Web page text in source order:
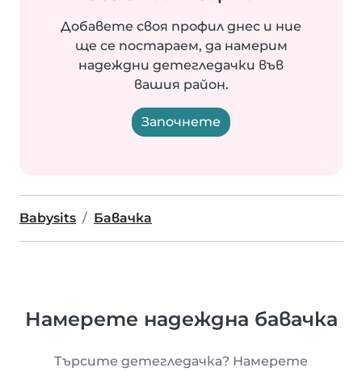
Добавете своя профил днес и ние
ще се постараем, да намерим
надеждни детегледачки във
вашия район.
Започнете
Babysits Бавачка
Намерете надеждна бавачка
Търсите детегледачка? Намерете